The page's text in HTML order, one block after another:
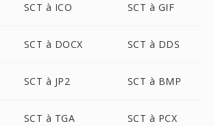
SCT à ICO SCT à GIF
SCT à DOCX SCT à DDS
SCT à JP2 SCT à BMP
SCT à TGA SCT à PCX